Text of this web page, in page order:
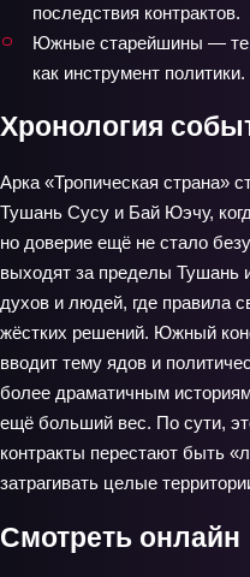
последствия контрактов.
Южные старейшины — те,
как инструмент политики.
Хронология
Арка «Тропическая страна»
Тушань Сусу и Бай Юэчу,
но доверие ещё не стало
выходят за пределы Тушань
духов и людей, где правила
жёстких решений. Южный
вводит тему ядов и
более драматичным
ещё больший вес. По сути,
контракты перестают быть
затрагивать целые
Смотреть онлайн